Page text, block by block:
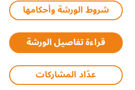
شروط الورشة وأحكامها
قراءة تفاصيل الورشة
عدّاد المشاركات